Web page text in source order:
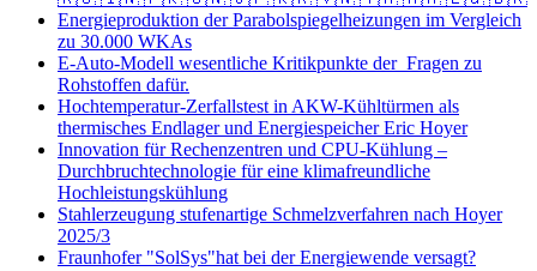
Energieproduktion der Parabolspiegelheizungen im Vergleich
zu 30.000 WKAs
E-Auto-Modell wesentliche Kritikpunkte der Fragen zu
Rohstoffen dafür.
Hochtemperatur-Zerfallstest in AKW-Kühltürmen als
thermisches Endlager und Energiespeicher Eric Hoyer
Innovation für Rechenzentren und CPU-Kühlung –
Durchbruchtechnologie für eine klimafreundliche
Hochleistungskühlung
Stahlerzeugung stufenartige Schmelzverfahren nach Hoyer
2025/3
Fraunhofer "SolSys"hat bei der Energiewende versagt?